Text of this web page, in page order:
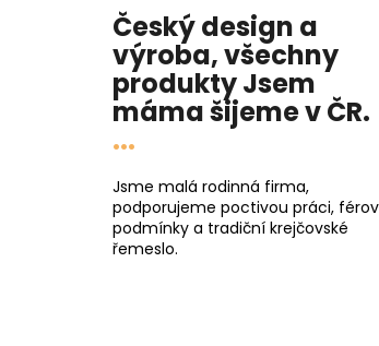
Český design a
výroba, všechny
produktyJsem
mámašijeme v ČR.
...
Jsme malá rodinná firma,
podporujeme poctivou práci,
podmínky a tradiční krejčovské
řemeslo.